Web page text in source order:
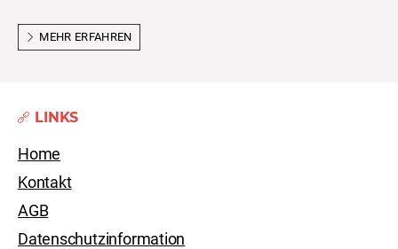
MEHR ERFAHREN
LINKS
Home
Kontakt
AGB
Datenschutzinformation